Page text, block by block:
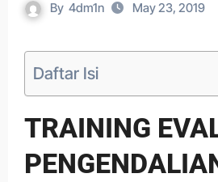
By 4dm1n May 23, 2019
Daftar Isi
TRAINING